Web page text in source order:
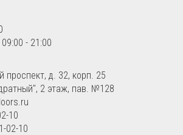
- 21:00
проспект, д. 32, корп. 25
2 этаж, пав. №128
10
02-10